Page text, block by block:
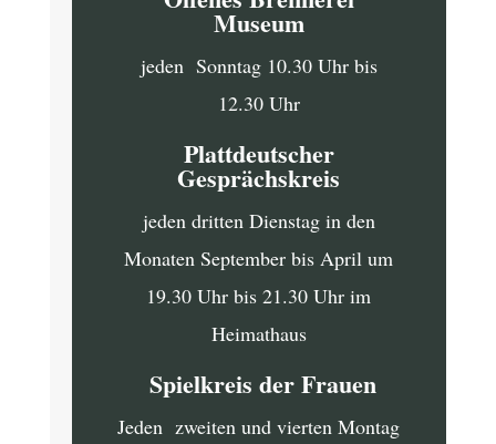
Museum
jeden Sonntag 10.30 Uhr bis
12.30 Uhr
Plattdeutscher
Gesprächskreis
jeden dritten Dienstag in den
Monaten September bis April um
19.30 Uhr bis 21.30 Uhr im
Heimathaus
Spielkreis der Frauen
Jeden zweiten und vierten Montag